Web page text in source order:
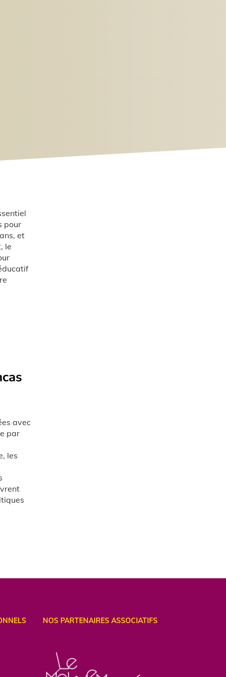
pour
et
le
avec
par
les
NOS PARTENAIRES ASSOCIATIFS